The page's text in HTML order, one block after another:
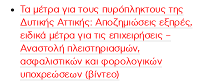
Τα μέτρα για τους πυρόπληκτους της
Δυτικής Αττικής: Αποζημιώσεις εξπρές,
ειδικά μέτρα για τις επιχειρήσεις –
Αναστολή πλειστηριασμών,
ασφαλιστικών και φορολογικών
υποχρεώσεων (βίντεο)